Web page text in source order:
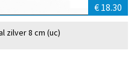
€ 18.30
zilver 8 cm (uc)